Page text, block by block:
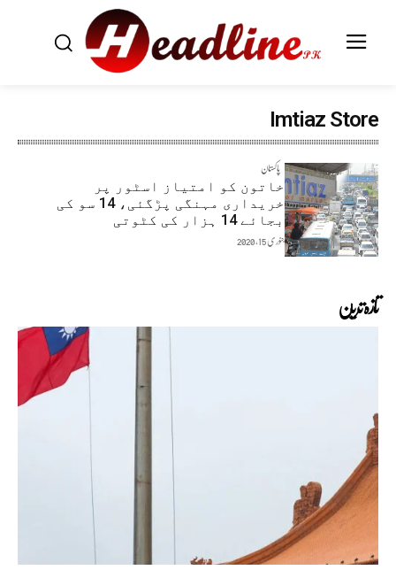
Imtiaz Store
پاکستان
خاتون کو امتیاز اسٹور پر
خریداری مہنگی پڑگئی، 14 سو کی
بجائے 14 ہزار کی کٹوتی
جنوری 15, 2020
تازہ ترین